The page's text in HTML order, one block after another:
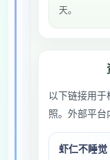
天。
以下链接用
照。外部平台
虾仁不睡